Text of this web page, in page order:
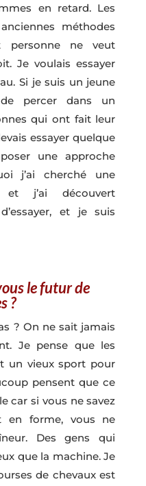
en retard. Les
méthodes
personne ne veut
Je voulais essayer
Si je suis un jeune
percer dans un
qui ont fait leur
essayer quelque
une approche
j’ai cherché une
et j’ai découvert
et je suis
le futur de
?
? On ne sait jamais
Je pense que les
un vieux sport pour
pensent que ce
car si vous ne savez
en forme, vous ne
Des gens qui
que la machine. Je
de chevaux est